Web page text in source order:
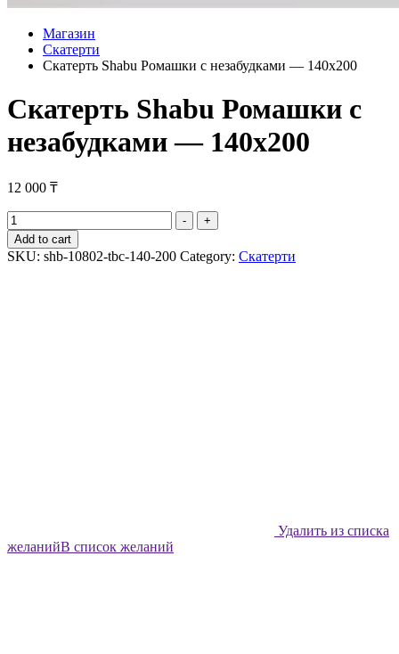
Магазин
Скатерти
Скатерть Shabu Ромашки с незабудками — 140х200
Скатерть Shabu Ромашки с
незабудками — 140х200
12 000 ₸
Скатерть
Shabu
Ромашки
с
-
+
Add to cart
SKU: shb-10802-tbc-140-200 Category: Скатерти
Удалить из списка
желанийВ список желаний